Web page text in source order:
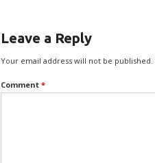
Leave a Reply
Your email address will not be published.
Comment *